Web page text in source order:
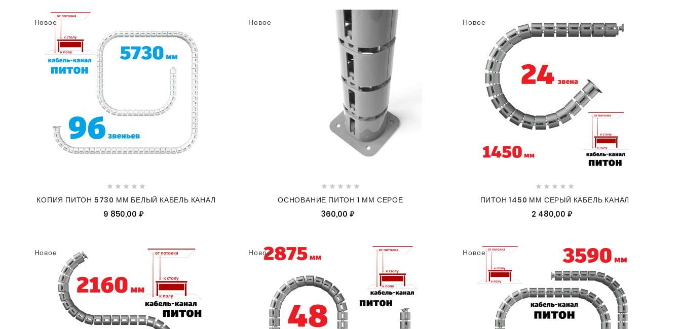
Новое
    
КОПИЯ ПИТОН 5730 ММ БЕЛЫЙ КАБЕЛЬ КАНАЛ
9 850,00 ₽
Новое
    
ОСНОВАНИЕ ПИТОН 1 ММ СЕРОЕ
360,00 ₽
Новое
    
ПИТОН 1450 ММ СЕРЫЙ КАБЕЛЬ КАНАЛ
2 480,00 ₽
Новое Новое Новое